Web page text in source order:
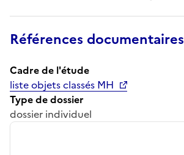
Références documentaires
Cadre de l'étude
liste objets classés MH
Type de dossier
dossier individuel